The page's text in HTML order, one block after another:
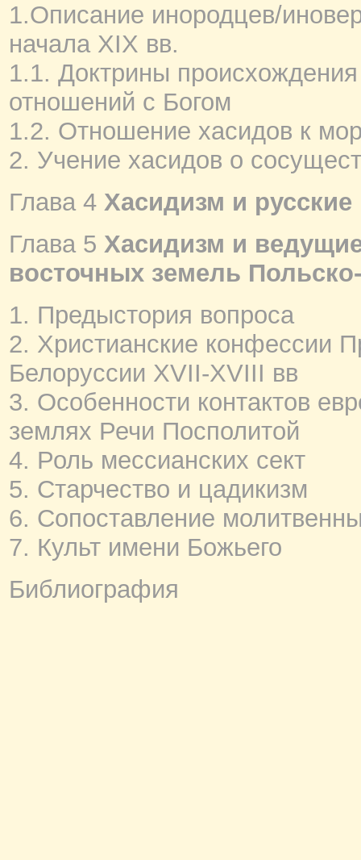
1.Описание инородцев/
начала XIX вв.
1.1. Доктрины
отношений с Богом
1.2. Отношение хасидов к
2. Учение хасидов о
Глава 4 Хасидизм и
Глава 5 Хасидизм и
восточных земель
1. Предыстория вопроса
2. Христианские конфессии
Белоруссии XVII-XVIII вв
3. Особенности контактов
землях Речи Посполитой
4. Роль мессианских сект
5. Старчество и цадикизм
6. Сопоставление
7. Культ имени Божьего
Библиография